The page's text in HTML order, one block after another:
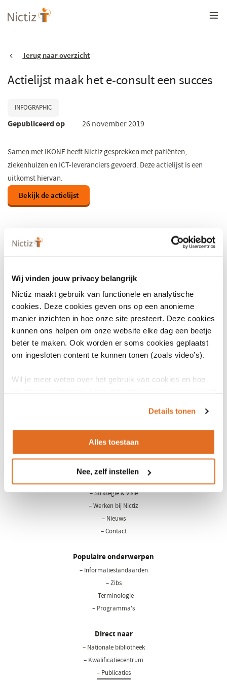
Wij vinden jouw privacy belangrijk
Nictiz maakt gebruik van functionele en analytische
cookies. Deze cookies geven ons op een anonieme
manier inzichten in hoe onze site presteert. Deze cookies
kunnen ons helpen om onze website elke dag een beetje
beter te maken. Ook worden er soms cookies geplaatst
om ingesloten content te kunnen tonen (zoals video’s).
Wil je meer weten over het gebruik van cookies en hoe
Details tonen
Alles toestaan
Nee, zelf instellen
Overslaan
en
gaanTerug naar overzicht
Actielijst maak het e-consult een succes
INFOGRAPHIC
Gepubliceerd op 26 november 2019
Samen met IKONE heeft Nictiz gesprekken met patiënten,
ziekenhuizen en ICT-leveranciers gevoerd. Deze actielijst is een
uitkomst hiervan.
Bekijk de actielijst
LinkedInYoutube
– Strategie & visie
– Werken bij Nictiz
– Nieuws
– Contact
Populaire onderwerpen
– Informatiestandaarden
– Zibs
– Terminologie
– Programma's
Direct naar
– Nationale bibliotheek(opent
– Kwalificatiecentrum
– Publicaties